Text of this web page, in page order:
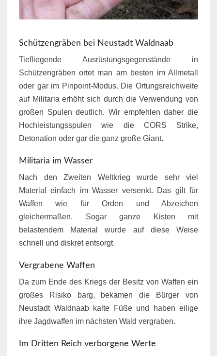
Schützengräben bei Neustadt Waldnaab
Tiefliegende Ausrüstungsgegenstände in
Schützengräben ortet man am besten im Allmetall
oder gar im Pinpoint-Modus. Die Ortungsreichweite
auf Militaria erhöht sich durch die Verwendung von
großen Spulen deutlich. Wir empfehlen daher die
Hochleistungsspulen wie die CORS Strike,
Detonation oder gar die ganz große Giant.
Militaria im Wasser
Nach den Zweiten Weltkrieg wurde sehr viel
Material einfach im Wasser versenkt. Das gilt für
Waffen wie für Orden und Abzeichen
gleichermaßen. Sogar ganze Kisten mit
belastendem Material wurde auf diese Weise
schnell und diskret entsorgt.
Vergrabene Waffen
Da zum Ende des Kriegs der Besitz von Waffen ein
großes Risiko barg, bekamen die Bürger von
Neustadt Waldnaab kalte Füße und haben eilige
ihre Jagdwaffen im nächsten Wald vergraben.
Im Dritten Reich verborgene Werte